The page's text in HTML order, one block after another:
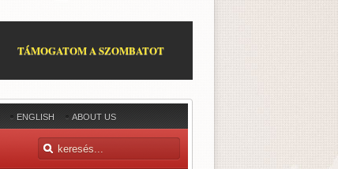
TÁMOGATOM A SZOMBATOT
ENGLISH ABOUT US